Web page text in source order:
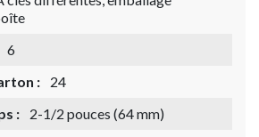
6
:
24
:
2-1/2 pouces (64 mm)